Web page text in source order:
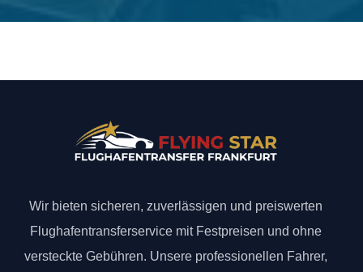
Wir bieten sicheren, zuverlässigen und preiswerten
Flughafentransferservice mit Festpreisen und ohne
versteckte Gebühren. Unsere professionellen Fahrer,